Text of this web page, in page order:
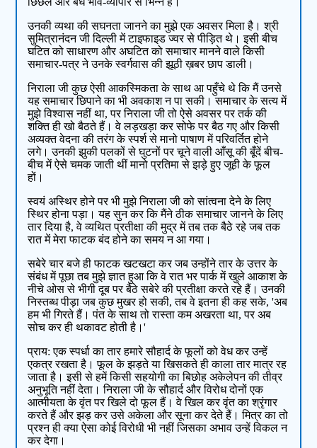
उनकी व्यथा की सघनता जानने का मुझे एक अवसर मिला है। श्री
सुमित्रानंदन जी दिल्ली में टाइफाइड ज्वर से पीड़ित थे। इसी बीच
घटित को साधारण और अघटित को समाचार मानने वाले किसी
समाचार-पत्र ने उनके स्वर्गवास की झूठी ख़बर छाप डाली।
निराला जी कुछ ऐसी आकस्मिकता के साथ आ पहुँचे थे कि मैं उनसे
यह समाचार छिपाने का भी अवकाश न पा सकी। समाचार के सत्य में
मुझे विश्वास नहीं था, पर निराला जी तो ऐसे अवसर पर तर्क की
शक्ति ही खो बैठते हैं। वे लड़खड़ा कर सोफे पर बैठ गए और किसी
अव्यक्त वेदना की तरंग के स्पर्श से मानो पाषाण में परिवर्तित होने
लगे। उनकी झुकी पलकों से घुटनों पर चूने वाली आँसू की बूँदें बीच-
बीच में ऐसे चमक जाती थीं मानो प्रतिमा से झड़े हुए जूही के फूल
हों।
स्वयं अस्थिर होने पर भी मुझे निराला जी को सांत्वना देने के लिए
स्थिर होना पड़ा। यह सुन कर कि मैंने ठीक समाचार जानने के लिए
तार दिया है, वे व्यथित प्रतीक्षा की मुद्र में तब तक बैठे रहे जब तक
रात में मेरा फाटक बंद होने का समय न आ गया।
सबेरे चार बजे ही फाटक खटखटा कर जब उन्होंने तार के उत्तर के
संबंध में पूछा तब मुझे ज्ञात हुआ कि वे रात भर पार्क में खुले आकाश के
नीचे ओस से भीगी दूब पर बैठे सबेरे की प्रतीक्षा करते रहे हैं। उनकी
निस्तब्ध पीड़ा जब कुछ मुखर हो सकी, तब वे इतना ही कह सके, 'अब
हम भी गिरते हैं। पंत के साथ तो रास्ता कम अखरता था, पर अब
सोच कर ही थकावट होती है।'
प्राय: एक स्पर्धा का तार हमारे सौहार्द के फूलों को वेध कर उन्हें
एकत्र रखता है। फूल के झड़ते या खिसकते ही काला तार मात्र रह
जाता है। इसी से हमें किसी सहयोगी का बिछोह अकेलेपन की तीव्र
अनुभूति नहीं देता। निराला जी के सौहार्द और विरोध दोनों एक
आत्मीयता के वृंत पर खिले दो फूल हैं। वे खिल कर वृंत का श्रृंगार
करते हैं और झड़ कर उसे अकेला और सूना कर देते हैं। मित्र का तो
प्रश्न ही क्या ऐसा कोई विरोधी भी नहीं जिसका अभाव उन्हें विकल न
कर देगा।